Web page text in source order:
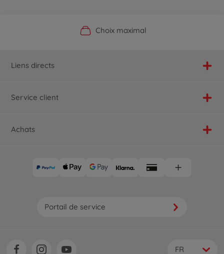
Boutique officielle du fabricant
Choix maximal
Service personnalisé
Livraison rapide
Liens directs
Service client
Achats
Portail de service
FR